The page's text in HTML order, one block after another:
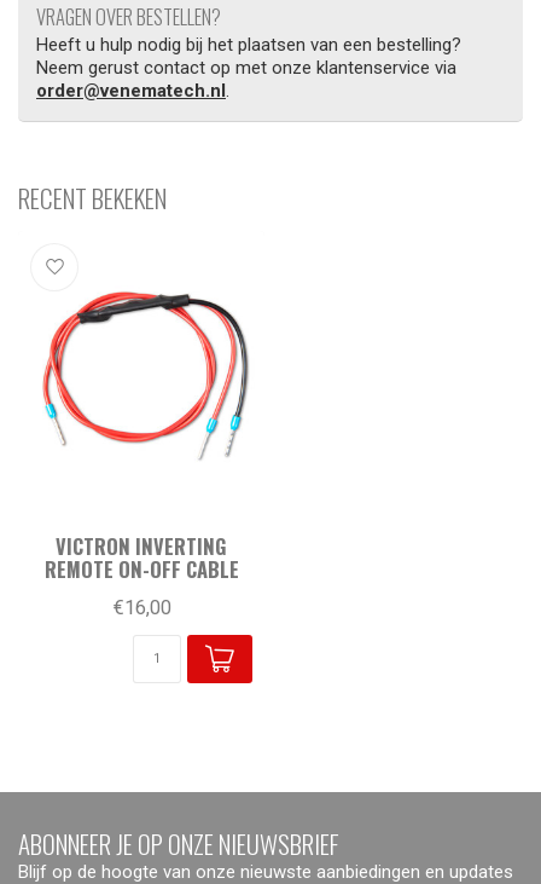
VRAGEN OVER BESTELLEN?
Heeft u hulp nodig bij het plaatsen van een bestelling?
Neem gerust contact op met onze klantenservice via
order@venematech.nl.
RECENT BEKEKEN
VICTRON INVERTING
REMOTE ON-OFF CABLE
€16,00
ABONNEER JE OP ONZE NIEUWSBRIEF
Blijf op de hoogte van onze nieuwste aanbiedingen en updates